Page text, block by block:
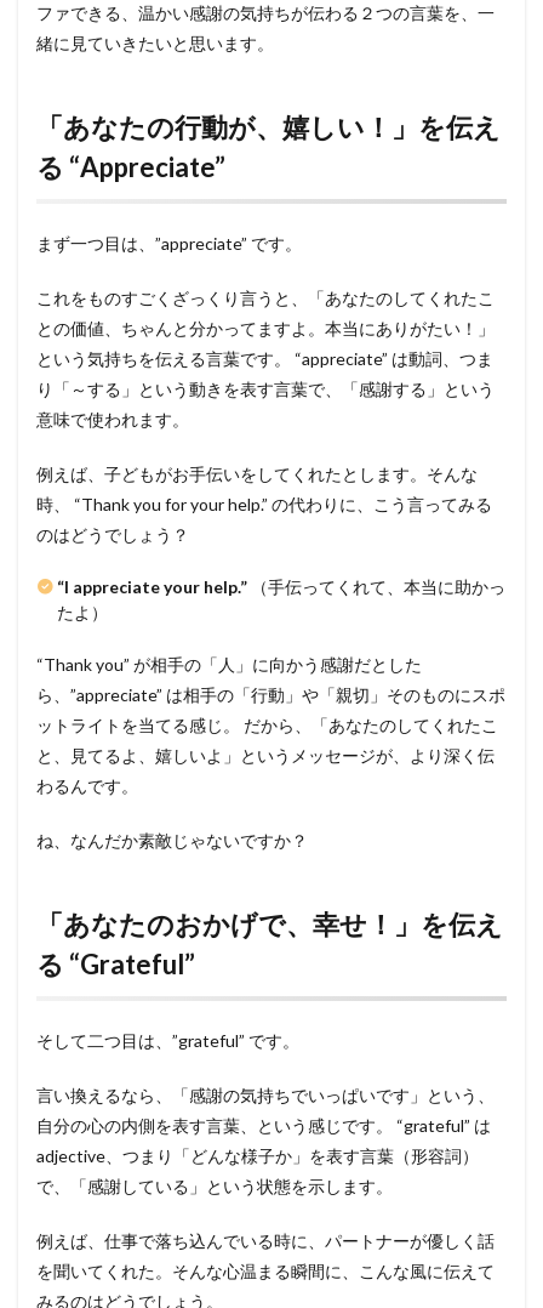
ファできる、温かい感謝の気持ちが伝わる２つの言葉を、一
緒に見ていきたいと思います。
「あなたの行動が、嬉しい！」を伝え
る “Appreciate”
まず一つ目は、”appreciate” です。
これをものすごくざっくり言うと、「あなたのしてくれたこ
との価値、ちゃんと分かってますよ。本当にありがたい！」
という気持ちを伝える言葉です。 “appreciate” は動詞、つま
り「～する」という動きを表す言葉で、「感謝する」という
意味で使われます。
例えば、子どもがお手伝いをしてくれたとします。そんな
時、 “Thank you for your help.” の代わりに、こう言ってみる
のはどうでしょう？
“I appreciate your help.” （手伝ってくれて、本当に助かっ
たよ）
“Thank you” が相手の「人」に向かう感謝だとした
ら、”appreciate” は相手の「行動」や「親切」そのものにスポ
ットライトを当てる感じ。 だから、「あなたのしてくれたこ
と、見てるよ、嬉しいよ」というメッセージが、より深く伝
わるんです。
ね、なんだか素敵じゃないですか？
「あなたのおかげで、幸せ！」を伝え
る “Grateful”
そして二つ目は、”grateful” です。
言い換えるなら、「感謝の気持ちでいっぱいです」という、
自分の心の内側を表す言葉、という感じです。 “grateful” は
adjective、つまり「どんな様子か」を表す言葉（形容詞）
で、「感謝している」という状態を示します。
例えば、仕事で落ち込んでいる時に、パートナーが優しく話
を聞いてくれた。そんな心温まる瞬間に、こんな風に伝えて
みるのはどうでしょう。